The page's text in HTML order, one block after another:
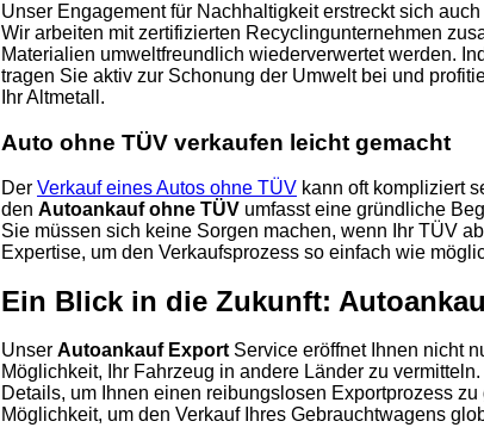
Unser Engagement für Nachhaltigkeit erstreckt sich auch
Wir arbeiten mit zertifizierten Recyclingunternehmen
Materialien umweltfreundlich wiederverwertet werden.
tragen Sie aktiv zur Schonung der Umwelt bei und
Ihr Altmetall.
Auto ohne TÜV verkaufen leicht gemacht
Der Verkauf eines Autos ohne TÜV kann oft kompliziert
den Autoankauf ohne TÜV umfasst eine gründliche
Sie müssen sich keine Sorgen machen, wenn Ihr TÜV
Expertise, um den Verkaufsprozess so einfach wie
Ein Blick in die Zukunft:
Unser Autoankauf Export Service eröffnet Ihnen nicht
Möglichkeit, Ihr Fahrzeug in andere Länder zu
Details, um Ihnen einen reibungslosen Exportprozess
Möglichkeit, um den Verkauf Ihres Gebrauchtwagens